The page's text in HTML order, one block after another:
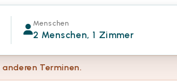
Menschen
2 Menschen, 1 Zimmer
Terminen.